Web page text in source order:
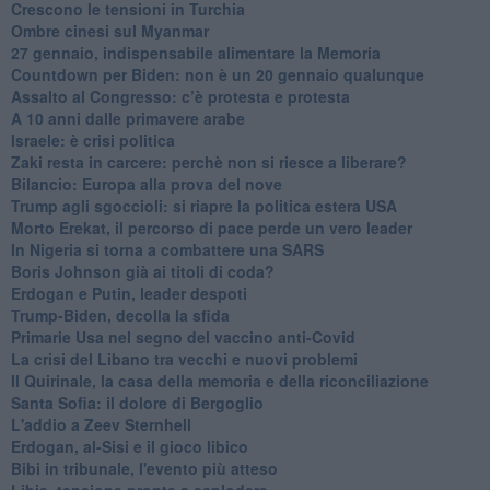
Crescono le tensioni in Turchia
Ombre cinesi sul Myanmar
27 gennaio, indispensabile alimentare la Memoria
Countdown per Biden: non è un 20 gennaio qualunque
Assalto al Congresso: c’è protesta e protesta
A 10 anni dalle primavere arabe
Israele: è crisi politica
Zaki resta in carcere: perchè non si riesce a liberare?
Bilancio: Europa alla prova del nove
Trump agli sgoccioli: si riapre la politica estera USA
Morto Erekat, il percorso di pace perde un vero leader
In Nigeria si torna a combattere una SARS
Boris Johnson già ai titoli di coda?
Erdogan e Putin, leader despoti
Trump-Biden, decolla la sfida
Primarie Usa nel segno del vaccino anti-Covid
La crisi del Libano tra vecchi e nuovi problemi
Il Quirinale, la casa della memoria e della riconciliazione
Santa Sofia: il dolore di Bergoglio
L'addio a ​Zeev Sternhell
Erdogan, al-Sisi e il gioco libico
Bibi in tribunale, l'evento più atteso